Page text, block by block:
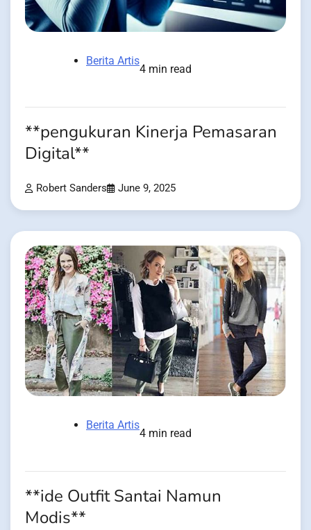
Berita Artis
4 min read
**pengukuran Kinerja Pemasaran
Digital**
Robert Sanders June 9, 2025
Berita Artis
4 min read
**ide Outfit Santai Namun
Modis**